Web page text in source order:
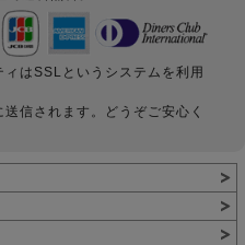
はSSLというシステムを利用
信されます。どうぞご安心く